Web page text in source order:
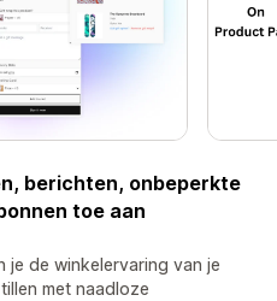
berichten, onbeperkte
toe aan
je de winkelervaring van je
met naadloze